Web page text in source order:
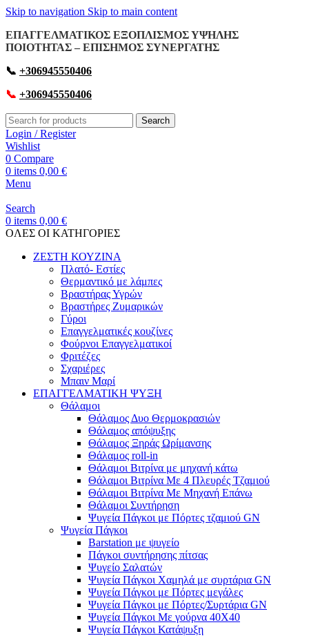
Skip to navigation Skip to main content
ΕΠΑΓΓΕΛΜΑΤΙΚΟΣ ΕΞΟΠΛΙΣΜΟΣ ΥΨΗΛΗΣ
ΠΟΙΟΤΗΤΑΣ – ΕΠΙΣΗΜΟΣ ΣΥΝΕΡΓΑΤΗΣ
📞 +306945550406
📞 +306945550406
Search
Login / Register
Wishlist
0 Compare
0 items 0,00 €
Menu
Search
0 items 0,00 €
OΛΕΣ ΟΙ ΚΑΤΗΓΟΡΙΕΣ
ΖΕΣΤΗ ΚΟΥΖΙΝΑ
Πλατό- Εστίες
Θερμαντικό με λάμπες
Βραστήρας Υγρών
Βραστήρες Ζυμαρικών
Γύροι
Επαγγελματικές κουζίνες
Φούρνοι Επαγγελματικοί
Φριτέζες
Σχαριέρες
Μπαιν Μαρί
ΕΠΑΓΓΕΛΜΑΤΙΚΗ ΨΥΞΗ
Θάλαμοι
Θάλαμος Δυο Θερμοκρασιών
Θάλαμος απόψυξης
Θάλαμος Ξηράς Ωρίμανσης
Θάλαμος roll-in
Θάλαμοι Βιτρίνα με μηχανή κάτω
Θάλαμοι Βιτρίνα Με 4 Πλευρές Τζαμιού
Θάλαμοι Βιτρίνα Με Μηχανή Επάνω
Θάλαμοι Συντήρηση
Ψυγεία Πάγκοι με Πόρτες τζαμιού GN
Ψυγεία Πάγκοι
Barstation με ψυγείο
Πάγκοι συντήρησης πίτσας
Ψυγείο Σαλατών
Ψυγεία Πάγκοι Χαμηλά με συρτάρια GN
Ψυγεία Πάγκοι με Πόρτες μεγάλες
Ψυγεία Πάγκοι με Πόρτες/Συρτάρια GN
Ψυγεία Πάγκοι Με γούρνα 40Χ40
Ψυγεία Πάγκοι Κατάψυξη